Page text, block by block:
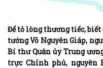
Để tỏ lòng thương tiếc,
tướng Võ Nguyên Giáp,
Bí thư Quân ủy Trung
trực Chính phủ, nguyên